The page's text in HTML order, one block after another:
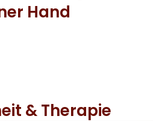
Hand
& Therapie